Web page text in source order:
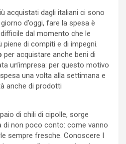
acquistati dagli italiani ci sono
d’oggi, fare la spesa è
dal momento che le
di compiti e di impegni.
per acquistare anche beni di
un’impresa: per questo motivo
una volta alla settimana e
anche di prodotti
di chili di cipolle, sorge
di non poco conto: come vanno
sempre fresche. Conoscere I